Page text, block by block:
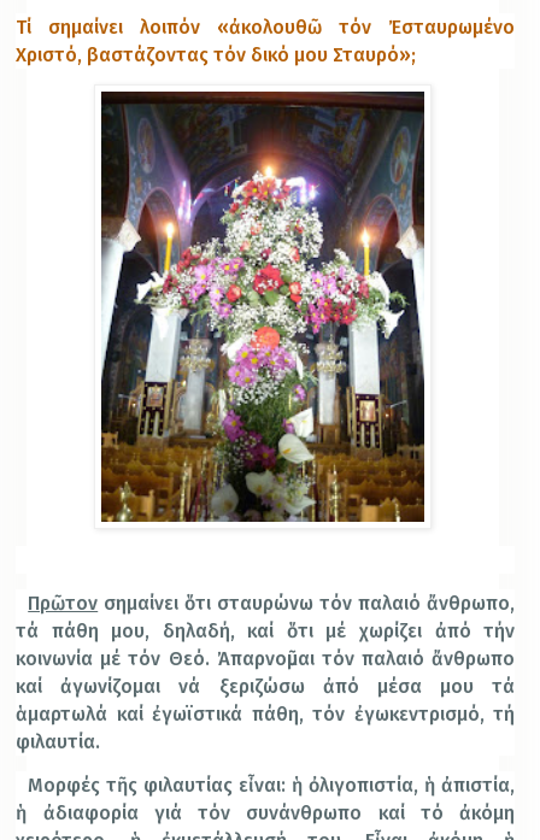
Τί σημαίνει λοιπόν «ἀκολουθῶ τόν Ἐσταυρωμένο
Χριστό, βαστάζοντας τόν δικό μου Σταυρό»;
Πρῶτον σημαίνει ὅτι σταυρώνω τόν παλαιό ἄνθρωπο,
τά πάθη μου, δηλαδή, καί ὅτι μέ χωρίζει ἀπό τήν
κοινωνία μέ τόν Θεό. Ἀπαρνοῦμαι τόν παλαιό ἄνθρωπο
καί ἀγωνίζομαι νά ξεριζώσω ἀπό μέσα μου τά
ἁμαρτωλά καί ἐγωϊστικά πάθη, τόν ἐγωκεντρισμό, τή
φιλαυτία.
Μορφές τῆς φιλαυτίας εἶναι: ἡ ὀλιγοπιστία, ἡ ἀπιστία,
ἡ ἀδιαφορία γιά τόν συνάνθρωπο καί τό ἀκόμη